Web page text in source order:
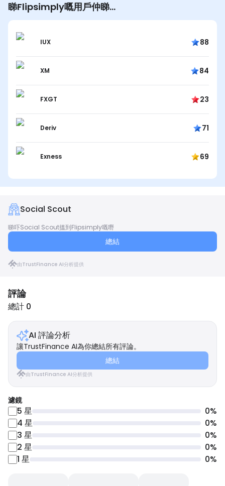
睇Flipsimply嘅用戶仲睇…
IUX 88
XM 84
FXGT 23
Deriv 71
Exness 69
Social Scout
睇吓Social Scout搵到Flipsimply嘅嘢
總結
由TrustFinance AI分析提供
評論
總計 0
AI 評論分析
讓TrustFinance AI為你總結所有評論。
總結
由TrustFinance AI分析提供
濾鏡
5 星 0%
4 星 0%
3 星 0%
2 星 0%
1 星 0%